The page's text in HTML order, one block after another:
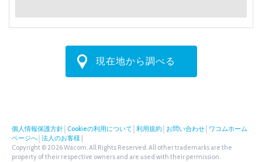
現在地から調べる
個人情報保護方針 Cookieの利用について 利用規約 お問い合わせ ワコムホーム
ページへ 法人のお客様
Copyright © 2026 Wacom. All Rights Reserved. All other trademarks are the
property of their respective owners and are used with their permission.